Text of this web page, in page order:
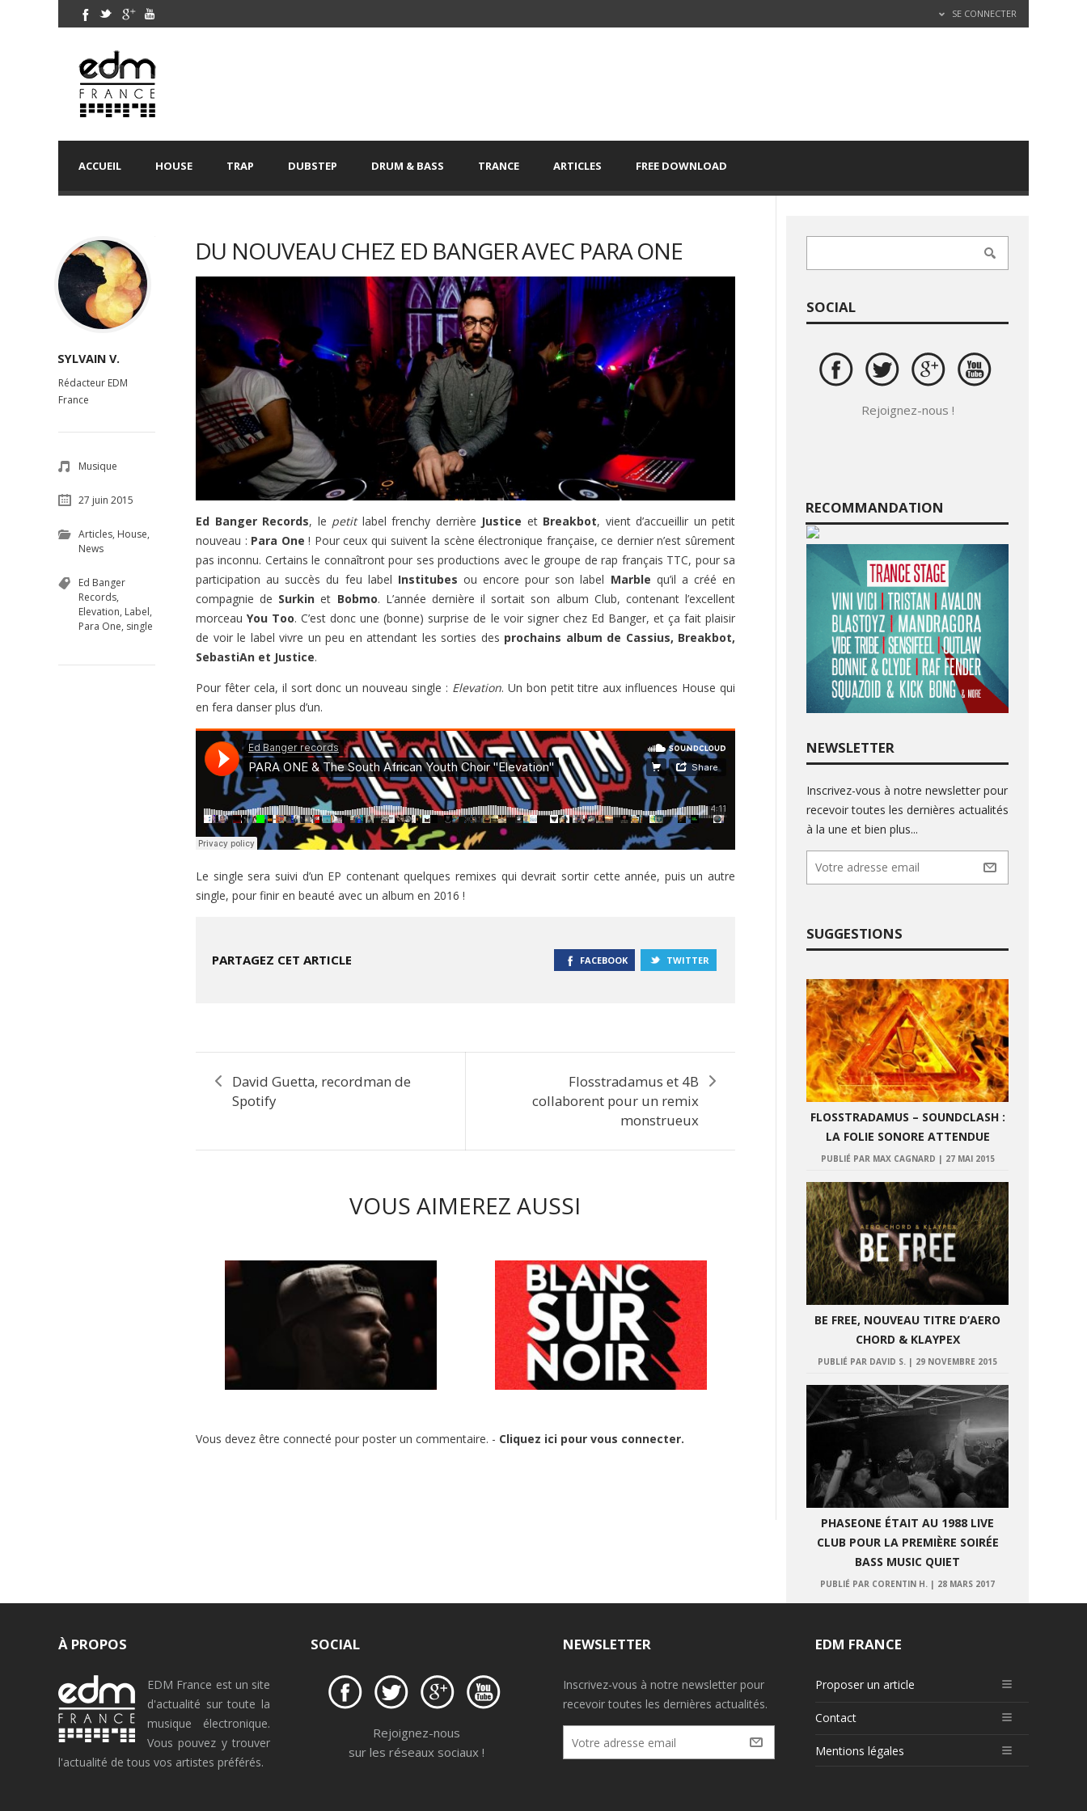
SE CONNECTER
ACCUEIL HOUSE TRAP DUBSTEP DRUM & BASS TRANCE ARTICLES FREE DOWNLOAD
DU NOUVEAU CHEZ ED BANGER AVEC PARA ONE
Ed Banger Records, le petitlabel frenchy derrière Justice et Breakbot, vient d’accueillir un petit
nouveau : Para One ! Pour ceux qui suivent la scène électronique française, ce dernier n’est sûrement
pas inconnu. Certains le connaîtront pour ses productions avec le groupe de rap français TTC, pour sa
participation au succès du feu label Institubes ou encore pour son label Marble qu’il a créé en
compagnie de Surkin et Bobmo. L’année dernière il sortait son album Club, contenant l’excellent
morceauYou Too. C’est donc une (bonne) surprise de le voir signer chez Ed Banger, et ça fait plaisir
de voir le label vivre un peu en attendant les sorties des prochains album de Cassius, Breakbot,
SebastiAn et Justice.
Pour fêter cela, il sort donc un nouveau single : Elevation. Un bon petit titre aux influences House qui
en fera danser plus d’un.
Le single sera suivi d’un EP contenant quelques remixes qui devrait sortir cette année, puis un autre
single, pour finir en beauté avec un album en 2016 !
PARTAGEZ CET ARTICLE FACEBOOK TWITTER
David Guetta, recordman de
Spotify
Flosstradamus et 4B
collaborent pour un remix
monstrueux
VOUS AIMEREZ AUSSI
MIRRORS » VIENT DE SORTIR SUR
LE LABEL D’ƱZ, ET ÇA DÉBOITE
NOIR SUR BLANC VIENT DE LIVRER
Vous devez être connecté pour poster un commentaire. - Cliquez ici pour vous connecter.
SYLVAIN V.
Rédacteur EDM
France
Musique
27 juin 2015
Articles, House,
News
Ed Banger
Records,
Elevation, Label,
Para One, single
SOCIAL
Rejoignez-nous !
RECOMMANDATION
NEWSLETTER
Inscrivez-vous à notre newsletter pour
recevoir toutes les dernières actualités
à la une et bien plus...
SUGGESTIONS
FLOSSTRADAMUS – SOUNDCLASH :
LA FOLIE SONORE ATTENDUE
PUBLIÉ PAR MAX CAGNARD | 27 MAI 2015
BE FREE, NOUVEAU TITRE D’AERO
CHORD & KLAYPEX
PUBLIÉ PAR DAVID S. | 29 NOVEMBRE 2015
PHASEONE ÉTAIT AU 1988 LIVE
CLUB POUR LA PREMIÈRE SOIRÉE
BASS MUSIC QUIET
PUBLIÉ PAR CORENTIN H. | 28 MARS 2017
À PROPOS
EDM France est un site
d'actualité sur toute la
musique électronique.
Vous pouvez y trouver
l'actualité de tous vos artistes préférés.
SOCIAL
Rejoignez-nous
sur les réseaux sociaux !
NEWSLETTER
Inscrivez-vous à notre newsletter pour
recevoir toutes les dernières actualités.
EDM FRANCE
Proposer un article
Contact
Mentions légales